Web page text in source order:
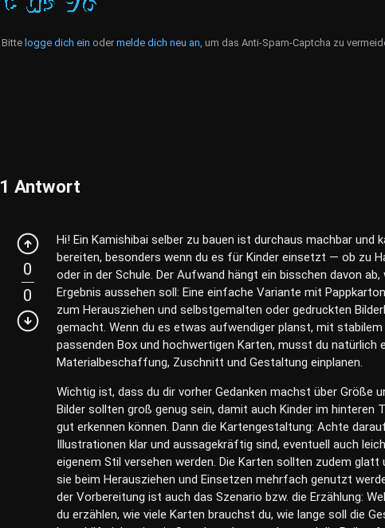
Bitte logge dich ein oder melde dich neu an, um das Anti-Spam-Captcha zu
1 Antwort
0
0
Hi! Ein Kamishibai selber zu bauen ist durchaus machbar und
bereiten, besonders wenn du es für Kinder einsetzt — ob zu
oder in der Schule. Der Aufwand hängt ein bisschen davon
Ergebnis aussehen soll: Eine einfache Variante mit
zum Herausziehen und selbstgemalten oder gedruckten
gemacht. Wenn du es etwas aufwendiger planst, mit stabilem
passenden Box und hochwertigen Karten, musst du natürlich
Materialbeschaffung, Zuschnitt und Gestaltung einplanen.
Wichtig ist, dass du dir vorher Gedanken machst über Größe
Bilder sollten groß genug sein, damit auch Kinder im hinteren
gut erkennen können. Dann die Kartengestaltung: Achte
Illustrationen klar und aussagekräftig sind, eventuell auch
eigenem Stil versehen werden. Die Karten sollten zudem
sie beim Herausziehen und Einsetzen mehrfach genutzt
der Vorbereitung ist auch das Szenario bzw. die Erzählung:
du erzählen, wie viele Karten brauchst du, wie lange soll die